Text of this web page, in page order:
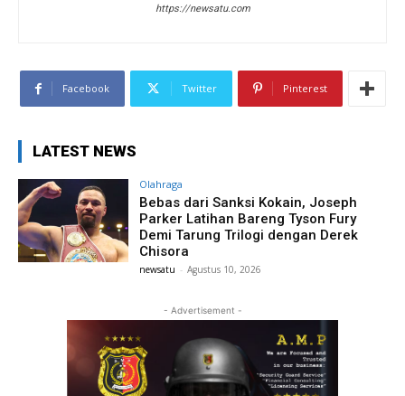
https://newsatu.com
Facebook Twitter Pinterest
LATEST NEWS
Olahraga
Bebas dari Sanksi Kokain, Joseph
Parker Latihan Bareng Tyson Fury
Demi Tarung Trilogi dengan Derek
Chisora
newsatu - Agustus 10, 2026
- Advertisement -